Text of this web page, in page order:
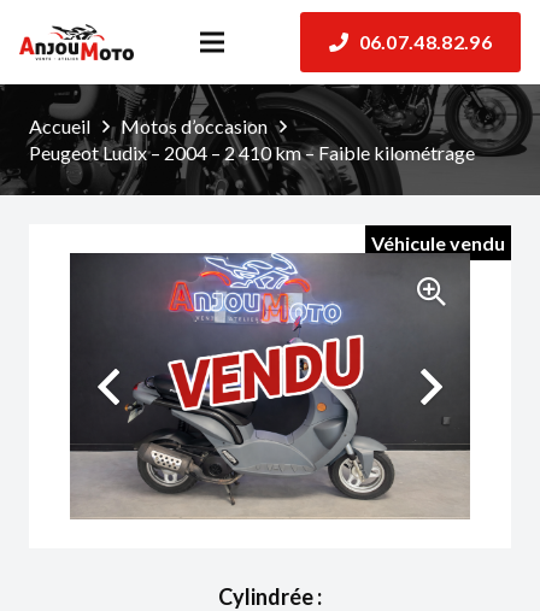
06.07.48.82.96
Accueil
Motos d’occasion
Peugeot Ludix – 2004 – 2 410 km – Faible kilométrage
Véhicule vendu
Cylindrée :